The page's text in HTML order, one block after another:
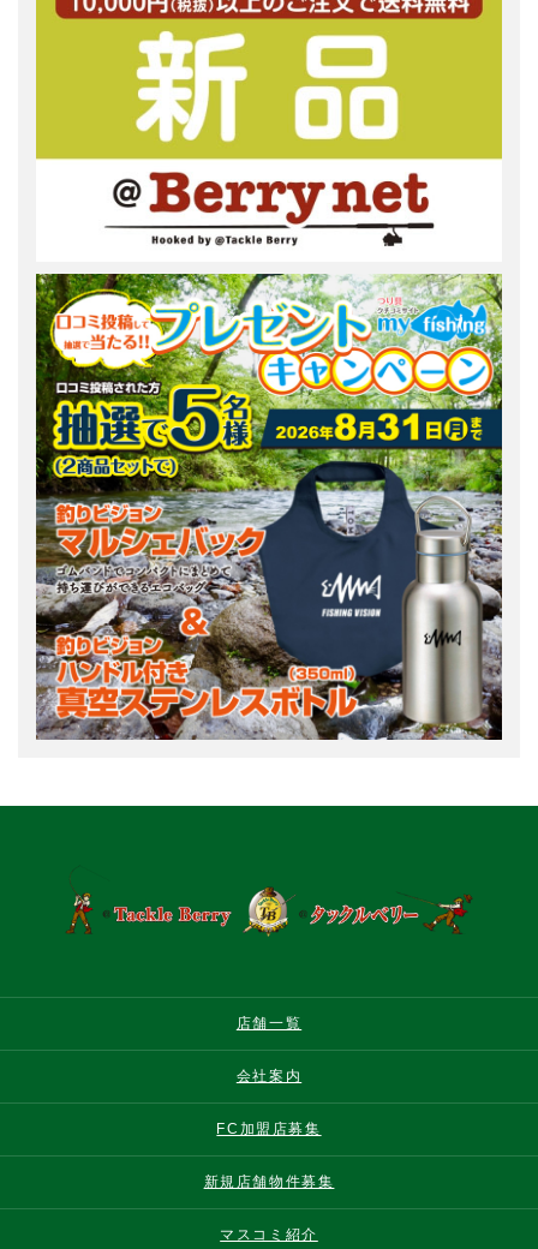
店舗一覧
会社案内
FC加盟店募集
新規店舗物件募集
マスコミ紹介